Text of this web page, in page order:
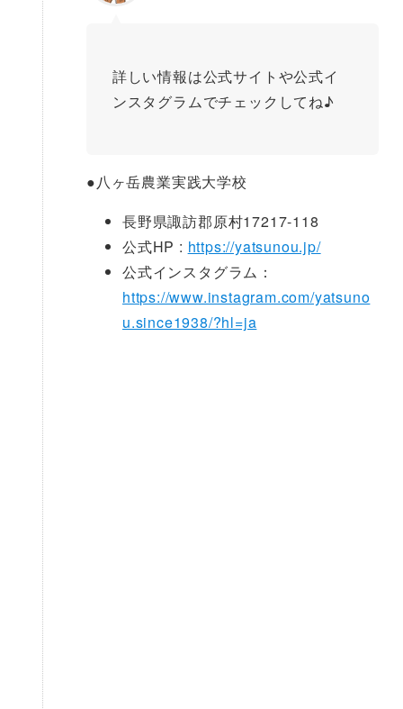
詳しい情報は公式サイトや公式イ
ンスタグラムでチェックしてね♪
●八ヶ岳農業実践大学校
長野県諏訪郡原村17217-118
公式HP : https://yatsunou.jp/
公式インスタグラム：
https://www.instagram.com/yatsuno
u.since1938/?hl=ja